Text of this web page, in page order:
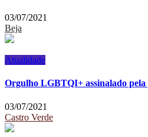
03/07/2021
Beja
Atualidade
Orgulho LGBTQI+ assinalado pela
03/07/2021
Castro Verde